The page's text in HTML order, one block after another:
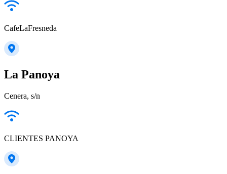
CafeLaFresneda
La Panoya
Cenera, s/n
CLIENTES PANOYA